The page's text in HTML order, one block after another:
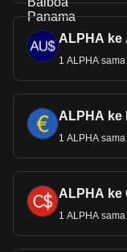
ALPHA ke
1 ALPHA
ALPHA ke
1 ALPHA
ALPHA ke
1 ALPHA